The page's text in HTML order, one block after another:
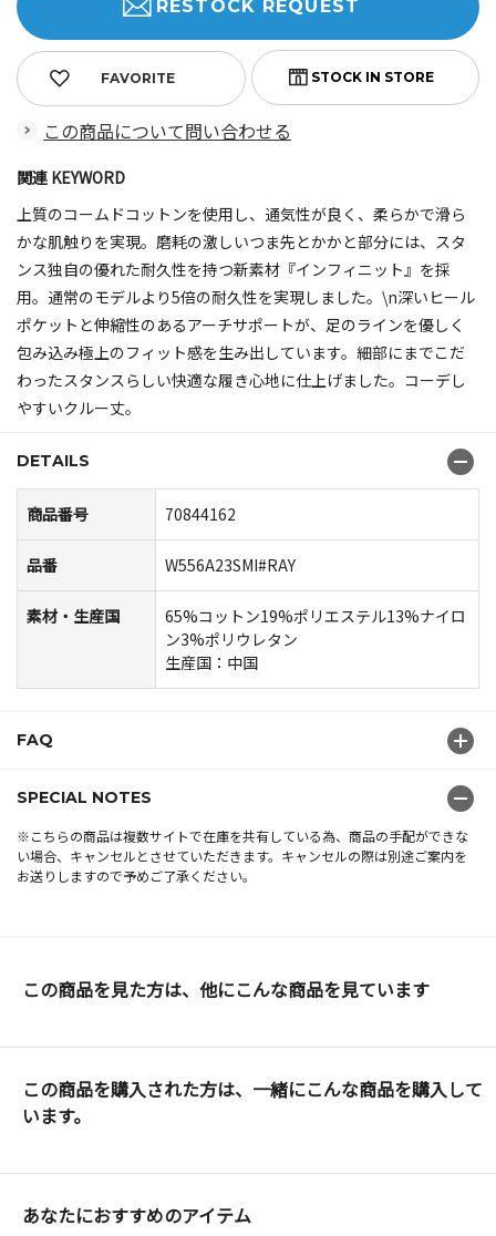
FAVORITE
RESTOCK REQUEST
この商品について問い合わせる
関連 KEYWORD
上質のコームドコットンを使用し、通気性が良く、柔らかで滑ら
かな肌触りを実現。磨耗の激しいつま先とかかと部分には、スタ
ンス独自の優れた耐久性を持つ新素材『インフィニット』を採
用。通常のモデルより5倍の耐久性を実現しました。\n深いヒール
ポケットと伸縮性のあるアーチサポートが、足のラインを優しく
包み込み極上のフィット感を生み出しています。細部にまでこだ
わったスタンスらしい快適な履き心地に仕上げました。コーデし
やすいクルー丈。
DETAILS
商品番号 70844162
品番 W556A23SMI#RAY
素材・生産国
65%コットン19%ポリエステル13%ナイロ
ン3%ポリウレタン
生産国：中国
FAQ
SPECIAL NOTES
※こちらの商品は複数サイトで在庫を共有している為、商品の手配ができな
い場合、キャンセルとさせていただきます。キャンセルの際は別途ご案内を
お送りしますので予めご了承ください。
この商品を見た方は、他にこんな商品を見ています
この商品を購入された方は、一緒にこんな商品を購入して
います。
あなたにおすすめのアイテム